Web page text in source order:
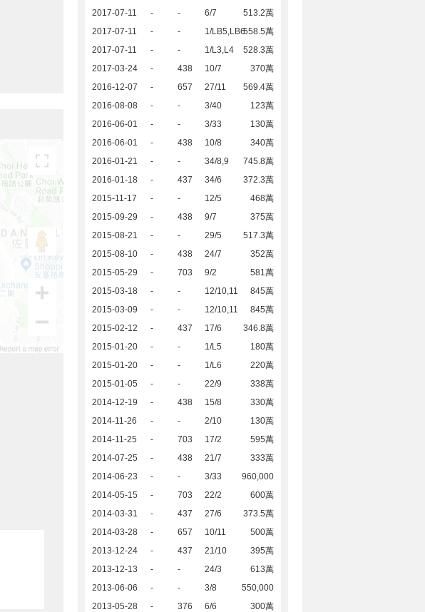
2017-07-11
- - 6/7
513.2萬
2017-07-11
- - 1/LB5,LB6558.5萬
2017-07-11
- - 1/L3,L4
528.3萬
2017-03-24
- 438 10/7
370萬
2016-12-07
- 657 27/11
569.4萬
2016-08-08
- - 3/40
123萬
2016-06-01
- - 3/33
130萬
2016-06-01
- 438 10/8
340萬
2016-01-21
- - 34/8,9
745.8萬
2016-01-18
- 437 34/6
372.3萬
2015-11-17
- - 12/5
468萬
2015-09-29
- 438 9/7
375萬
2015-08-21
- - 29/5
517.3萬
2015-08-10
- 438 24/7
352萬
2015-05-29
- 703 9/2
581萬
2015-03-18
- - 12/10,11
845萬
2015-03-09
- - 12/10,11
845萬
2015-02-12
- 437 17/6
346.8萬
2015-01-20
- - 1/L5
180萬
2015-01-20
- - 1/L6
220萬
2015-01-05
- - 22/9
338萬
2014-12-19
- 438 15/8
330萬
2014-11-26
- - 2/10
130萬
2014-11-25
- 703 17/2
595萬
2014-07-25
- 438 21/7
333萬
2014-06-23
- - 3/33
960,000
2014-05-15
- 703 22/2
600萬
2014-03-31
- 437 27/6
373.5萬
2014-03-28
- 657 10/11
500萬
2013-12-24
- 437 21/10
395萬
2013-12-13
- - 24/3
613萬
2013-06-06
- - 3/8
550,000
2013-05-28
- 376 6/6
300萬